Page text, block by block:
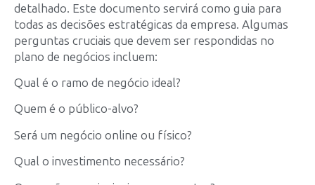
detalhado. Este documento servirá como guia para
todas as decisões estratégicas da empresa. Algumas
perguntas cruciais que devem ser respondidas no
plano de negócios incluem:
Qual é o ramo de negócio ideal?
Quem é o público-alvo?
Será um negócio online ou físico?
Qual o investimento necessário?